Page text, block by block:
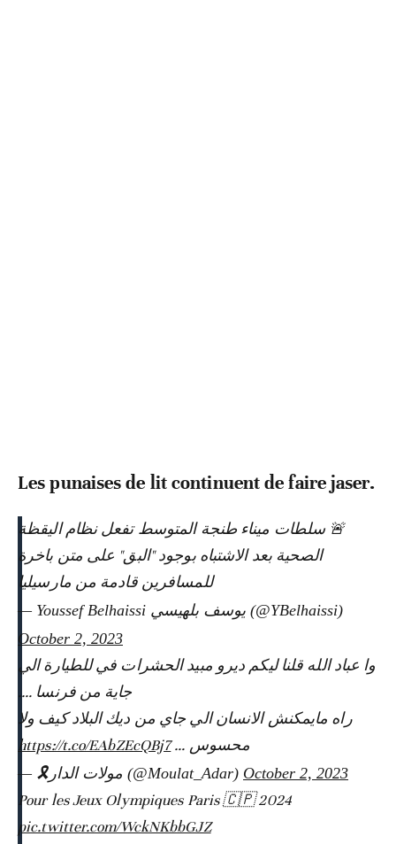
Les punaises de lit continuent de faire jaser.
🚨 سلطات ميناء طنجة المتوسط تفعل نظام اليقظة
الصحية بعد الاشتباه بوجود "البق" على متن باخرة
للمسافرين قادمة من مارسيليا
— Youssef Belhaissi يوسف بلهيسي (@YBelhaissi)
October 2, 2023
وا عباد الله قلنا ليكم ديرو مبيد الحشرات في للطيارة الي
جاية من فرنسا ….
راه مايمكنش الانسان الي جاي من ديك البلاد كيف ولا
محسوس …https://t.co/EAbZEcQBj7
— 🎗مولات الدار (@Moulat_Adar) October 2, 2023
Pour les Jeux Olympiques Paris 🇨🇵 2024
pic.twitter.com/WckNKbbGJZ